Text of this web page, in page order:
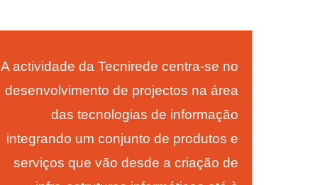
A actividade da Tecnirede centra-se no
desenvolvimento de projectos na área
das tecnologias de informação
integrando um conjunto de produtos e
serviços que vão desde a criação de